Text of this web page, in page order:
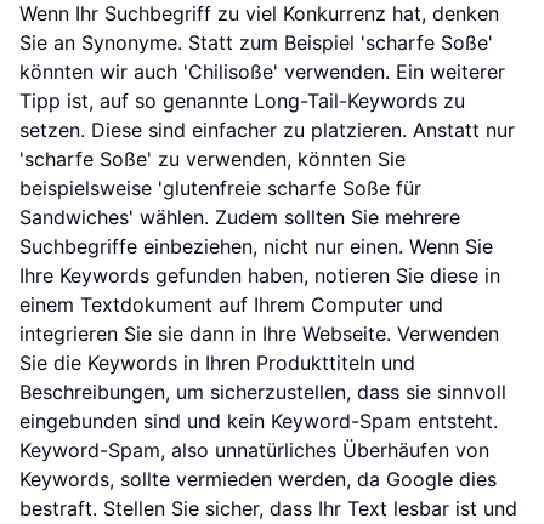
Wenn Ihr Suchbegriff zu viel Konkurrenz hat, denken
Sie an Synonyme. Statt zum Beispiel 'scharfe Soße'
könnten wir auch 'Chilisoße' verwenden. Ein weiterer
Tipp ist, auf so genannte Long-Tail-Keywords zu
setzen. Diese sind einfacher zu platzieren. Anstatt nur
'scharfe Soße' zu verwenden, könnten Sie
beispielsweise 'glutenfreie scharfe Soße für
Sandwiches' wählen. Zudem sollten Sie mehrere
Suchbegriffe einbeziehen, nicht nur einen. Wenn Sie
Ihre Keywords gefunden haben, notieren Sie diese in
einem Textdokument auf Ihrem Computer und
integrieren Sie sie dann in Ihre Webseite. Verwenden
Sie die Keywords in Ihren Produkttiteln und
Beschreibungen, um sicherzustellen, dass sie sinnvoll
eingebunden sind und kein Keyword-Spam entsteht.
Keyword-Spam, also unnatürliches Überhäufen von
Keywords, sollte vermieden werden, da Google dies
bestraft. Stellen Sie sicher, dass Ihr Text lesbar ist und